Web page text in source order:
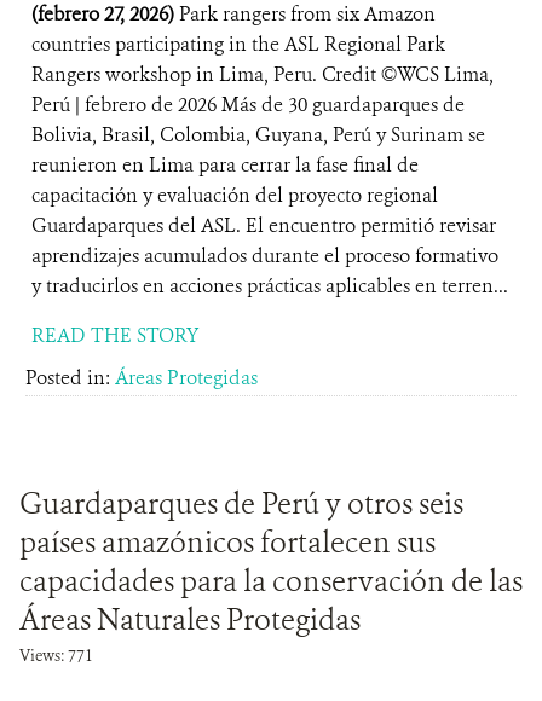
(febrero 27, 2026)Park rangers from six Amazon
countries participating in the ASL Regional Park
Rangers workshop in Lima, Peru. Credit ©️WCS Lima,
Perú | febrero de 2026 Más de 30 guardaparques de
Bolivia, Brasil, Colombia, Guyana, Perú y Surinam se
reunieron en Lima para cerrar la fase final de
capacitación y evaluación del proyecto regional
Guardaparques del ASL. El encuentro permitió revisar
aprendizajes acumulados durante el proceso formativo
y traducirlos en acciones prácticas aplicables en terren...
READ THE STORY
Posted in: Áreas Protegidas
Guardaparques de Perú y otros seis
países amazónicos fortalecen sus
capacidades para la conservación de las
Áreas Naturales Protegidas
Views: 771